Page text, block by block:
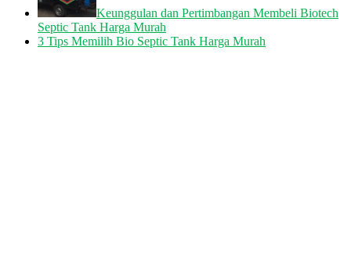
Keunggulan dan Pertimbangan Membeli Biotech
Septic Tank Harga Murah
3 Tips Memilih Bio Septic Tank Harga Murah